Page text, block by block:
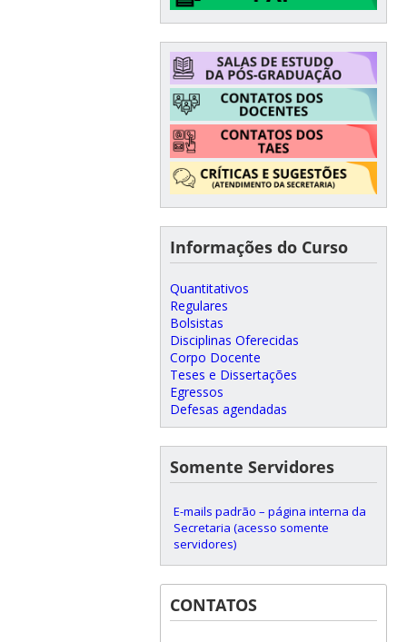
Informações do Curso
Quantitativos
Regulares
Bolsistas
Disciplinas Oferecidas
Corpo Docente
Teses e Dissertações
Egressos
Defesas agendadas
Somente Servidores
E-mails padrão – página interna da
Secretaria (acesso somente
servidores)
CONTATOS